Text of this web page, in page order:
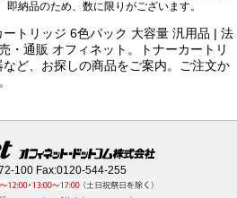
納品のため、数に限りがございます。
トリッジ 6色パック 大容量 汎用品 | 法
・通販 オフィネット。トナーカートリ
ど、お探しの商品をご案内。ご注文か
100Fax:0120-544-255